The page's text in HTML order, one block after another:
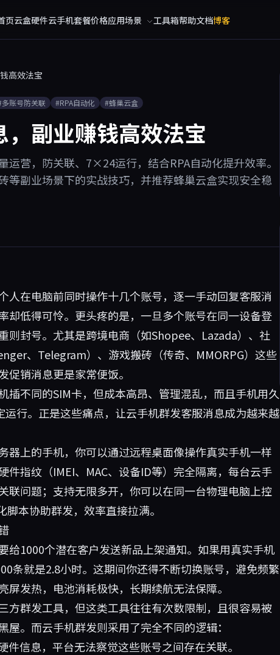
页云盒硬件云手机套餐价格应用场景 工具箱帮助文档博客
高效法宝
多账号防关联 #RPA自动化 #蜂巢云盒
副业赚钱高效法宝
运营，防关联、7×24运行，结合RPA自动化提升效率。
等副业场景下的实战技巧，并推荐蜂巢云盒实现安全稳
人在电脑前同时操作十几个账号，逐一手动回复客服消
却低得可怜。更头疼的是，一旦多个账号在同一设备登
则封号。尤其是跨境电商（如Shopee、Lazada）、社
、Telegram）、游戏搬砖（传奇、MMORPG）这些
销消息更是家常便饭。
插不同的SIM卡，但成本高昂、管理混乱，而且手机用久
行。正是这些痛点，让云手机群发客服消息成为越来越
器上的手机，你可以通过远程桌面像操作真实手机一样
件指纹（IMEI、MAC、设备ID等）完全隔离，每台云手
联问题；支持无限多开，你可以在同一台物理电脑上控
本协助群发，效率直接拉满。
给1000个潜在客户发送新品上架通知。如果用真实手机
条就是2.8小时。这期间你还得不断切换账号，避免频繁
发热，电池消耗极快，长期续航无法保障。
方群发工具，但这类工具往往有次数限制，且很容易被
。而云手机群发则采用了完全不同的逻辑：
信息，平台无法察觉这些账号之间存在关联。